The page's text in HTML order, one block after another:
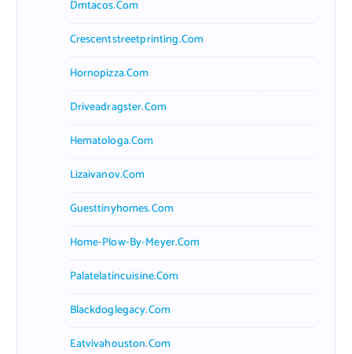
Dmtacos.com
Crescentstreetprinting.com
Hornopizza.com
Driveadragster.com
Hematologa.com
Lizaivanov.com
Guesttinyhomes.com
Home-Plow-By-Meyer.com
Palatelatincuisine.com
Blackdoglegacy.com
Eatvivahouston.com